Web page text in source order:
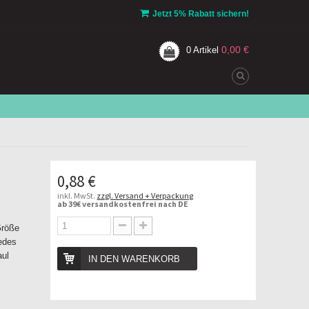
Jetzt 5% Rabatt sichern!
0 Artikel 0,00 €
0,88 €
inkl. MwSt. zzgl. Versand + Verpackung
ab 39€ versandkostenfrei nach DE
IN DEN WARENKORB